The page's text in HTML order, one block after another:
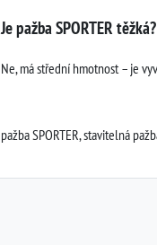
Je pažba SPORTER těžká?
Ne, má střední hmotnost – je
pažba SPORTER, stavitelná